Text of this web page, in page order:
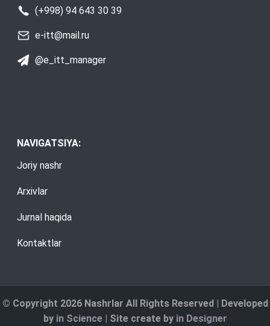
(+998) 94 643 30 39
e-itt@mail.ru
@e_itt_manager
NAVIGATSIYA:
Joriy nashr
Arxivlar
Jurnal haqida
Kontaktlar
© Copyright 2026 Nashrlar All Rights Reserved | Developed
by in Science| Site create by in Designer